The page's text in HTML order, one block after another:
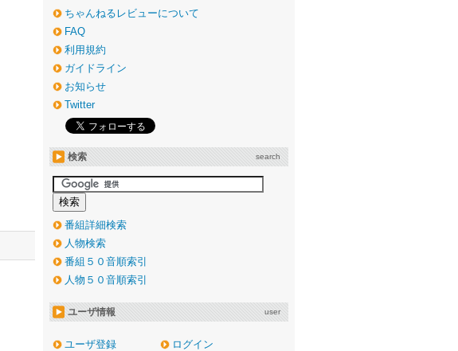
ちゃんねるレビューについて
FAQ
利用規約
ガイドライン
お知らせ
Twitter
検索 search
番組詳細検索
人物検索
番組５０音順索引
人物５０音順索引
ユーザ情報 user
ユーザ登録 ログイン